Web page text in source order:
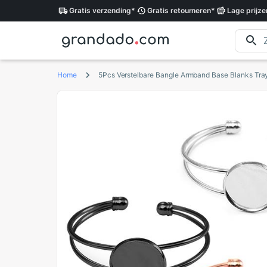
Gratis verzending* Gratis retourneren* Lage
Home